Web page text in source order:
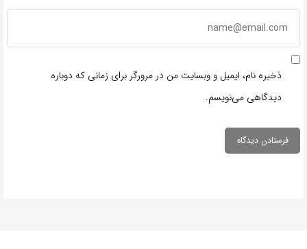
ذخیره نام، ایمیل و وبسایت من در مرورگر برای زمانی که دوباره
دیدگاهی می‌نویسم.